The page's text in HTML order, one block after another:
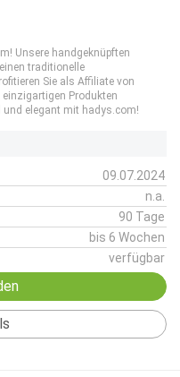
Unsere handgeknüpften
traditionelle
Sie als Affiliate von
Produkten
und elegant mit hadys.com!
09.07.2024
n.a.
90 Tage
bis 6 Wochen
verfügbar